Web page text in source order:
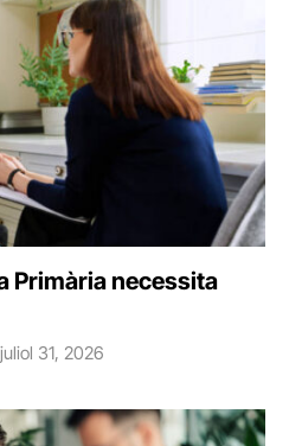
Primària necessita
juliol 31, 2026